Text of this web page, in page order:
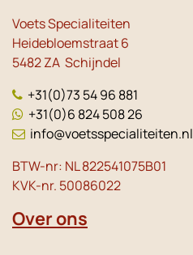
Voets Specialiteiten
Heidebloemstraat 6
5482 ZA Schijndel
+31(0)73 54 96 881
+31(0)6 824 508 26
info@voetsspecialiteiten.nl
BTW-nr: NL 822541075B01
KVK-nr. 50086022
Over ons